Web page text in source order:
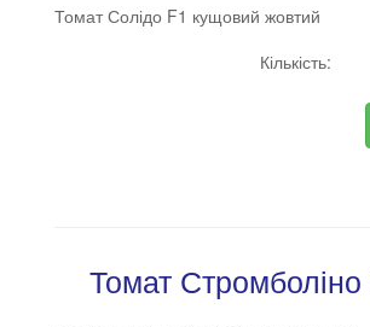
Томат Солідо F1 кущовий жовтий
Кількість:
Томат Стромболіно